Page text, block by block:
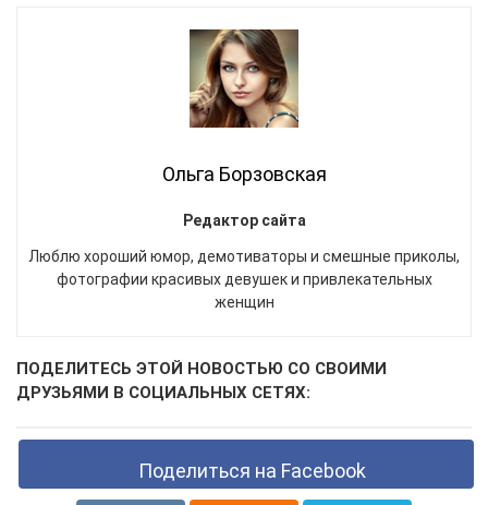
Ольга Борзовская
Редактор сайта
Люблю хороший юмор, демотиваторы и смешные приколы,
фотографии красивых девушек и привлекательных
женщин
ПОДЕЛИТЕСЬ ЭТОЙ НОВОСТЬЮ СО СВОИМИ
ДРУЗЬЯМИ В СОЦИАЛЬНЫХ СЕТЯХ:
Поделиться на Facebook